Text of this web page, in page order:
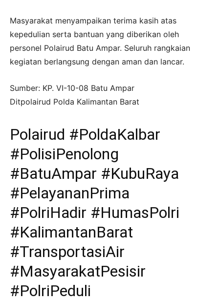
Masyarakat menyampaikan terima kasih atas
kepedulian serta bantuan yang diberikan oleh
personel Polairud Batu Ampar. Seluruh rangkaian
kegiatan berlangsung dengan aman dan lancar.
Sumber: KP. VI-10-08 Batu Ampar
Ditpolairud Polda Kalimantan Barat
Polairud #PoldaKalbar
#PolisiPenolong
#BatuAmpar #KubuRaya
#PelayananPrima
#PolriHadir #HumasPolri
#KalimantanBarat
#TransportasiAir
#MasyarakatPesisir
#PolriPeduli